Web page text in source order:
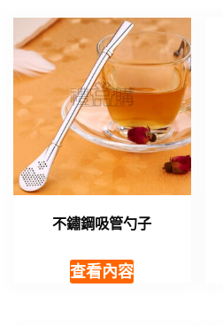
不鏽鋼吸管勺子
查看內容